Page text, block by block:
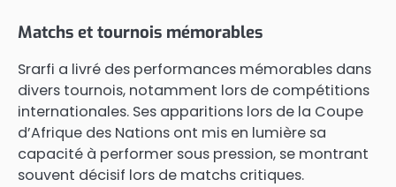
Matchs et tournois mémorables
Srarfi a livré des performances mémorables dans
divers tournois, notamment lors de compétitions
internationales. Ses apparitions lors de la Coupe
d’Afrique des Nations ont mis en lumière sa
capacité à performer sous pression, se montrant
souvent décisif lors de matchs critiques.